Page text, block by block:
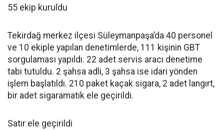
55 ekip kuruldu
Tekirdağ merkez ilçesi Süleymanpaşa’da 40 personel
ve 10 ekiple yapılan denetimlerde, 111 kişinin GBT
sorgulaması yapıldı. 22 adet servis aracı denetime
tabi tutuldu. 2 şahsa adli, 3 şahsa ise idari yönden
işlem başlatıldı. 210 paket kaçak sigara, 2 adet langırt,
bir adet sigaramatik ele geçirildi.
Satır ele geçirildi